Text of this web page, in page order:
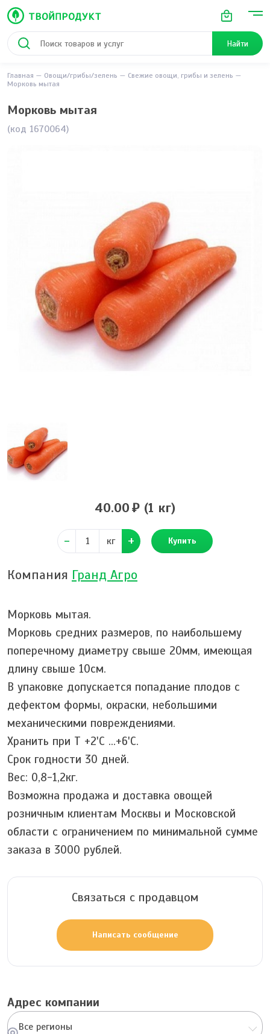
Найти
Главная Овощи/грибы/зелень
Свежие овощи, грибы и зелень
Морковь мытая
Морковь мытая
(код 1670064)
40.00 (1 кг)
кг Купить
Компания Гранд Агро
Морковь мытая.
Морковь средних размеров, по наибольшему
поперечному диаметру свыше 20мм, имеющая
длину свыше 10см.
В упаковке допускается попадание плодов с
дефектом формы, окраски, небольшими
механическими повреждениями.
Хранить при Т +2'C …+6'С.
Срок годности 30 дней.
Вес: 0,8-1,2кг.
Возможна продажа и доставка овощей
розничным клиентам Москвы и Московской
области с ограничением по минимальной сумме
заказа в 3000 рублей.
Связаться с продавцом
Написать сообщение
Адрес компании
Все регионы